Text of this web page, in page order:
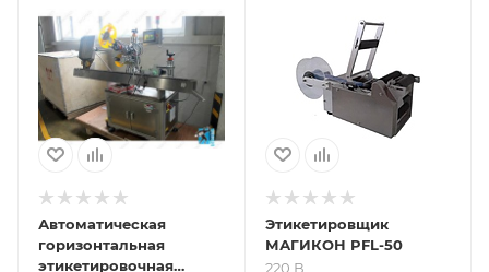
Автоматическая
горизонтальная
этикетировочная
Этикетировщик
МАГИКОН PFL-50
220 В